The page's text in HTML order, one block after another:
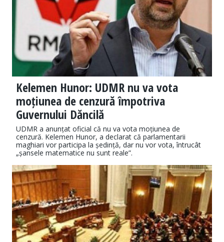
Kelemen Hunor: UDMR nu va vota
moțiunea de cenzură împotriva
Guvernului Dăncilă
UDMR a anunțat oficial că nu va vota moțiunea de
cenzură. Kelemen Hunor, a declarat că parlamentarii
maghiari vor participa la ședință, dar nu vor vota, întrucât
„șansele matematice nu sunt reale”.